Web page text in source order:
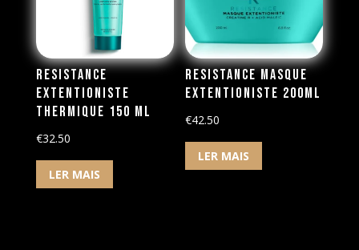
Resistance
Extentioniste
Thermique 150 ml
€32.50
LER MAIS
Resistance Masque
Extentioniste 200ml
€42.50
LER MAIS